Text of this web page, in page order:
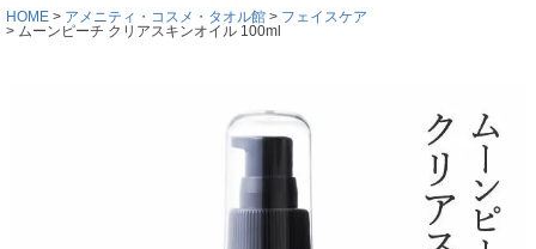
HOME
アメニティ・コスメ・タオル館
フェイスケア
ムーンピーチ クリアスキンオイル 100ml